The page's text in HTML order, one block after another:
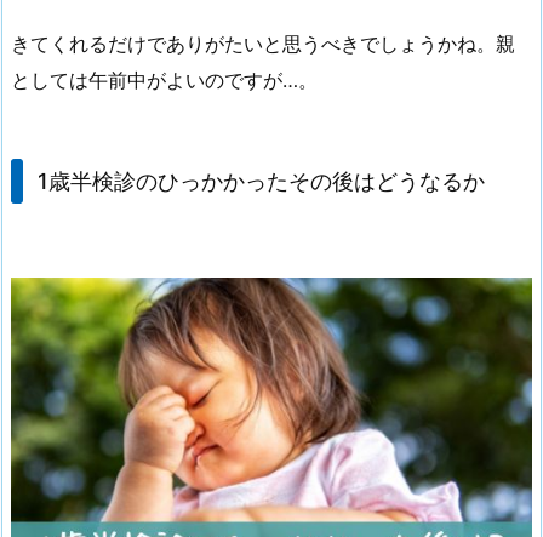
きてくれるだけでありがたいと思うべきでしょうかね。親
としては午前中がよいのですが…。
1歳半検診のひっかかったその後はどうなるか